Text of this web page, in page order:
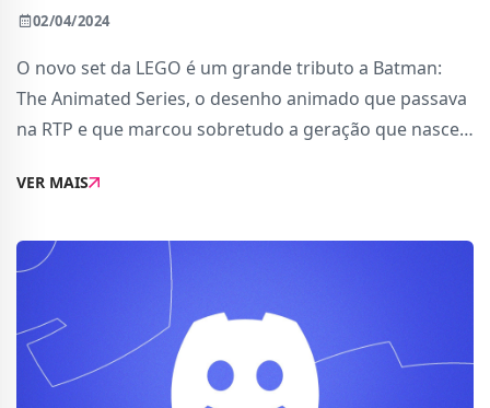
02/04/2024
O novo set da LEGO é um grande tributo a Batman:
The Animated Series, o desenho animado que passava
na RTP e que marcou sobretudo a geração que nasceu
Animated Series – Gotham City&quot; e trata-
VER MAIS